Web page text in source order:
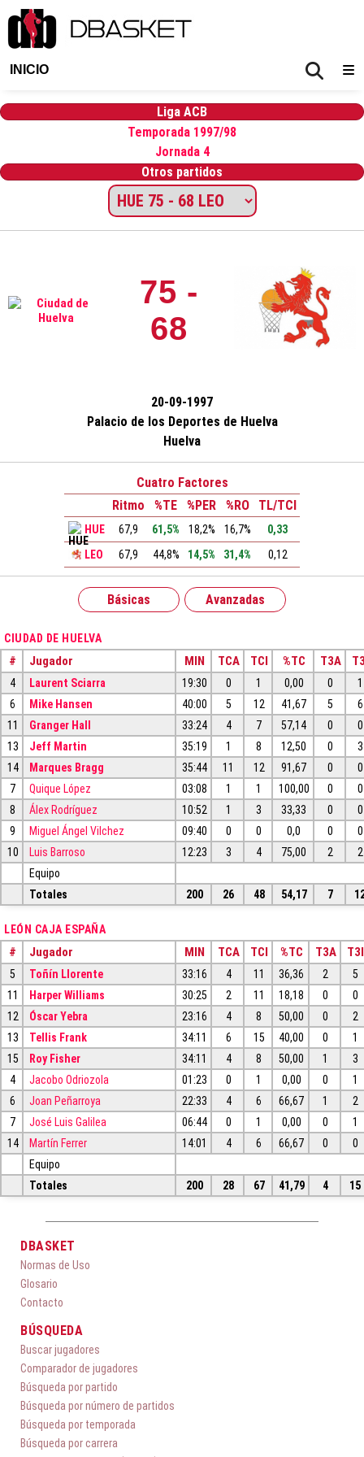
INICIO
Liga ACB
Temporada 1997/98
Jornada 4
Otros partidos
75 -
68
20-09-1997
Palacio de los Deportes de Huelva
Huelva
Cuatro Factores
Ritmo
%TE %PER %RO TL/TCI
HUE 67,9 61,5% 18,2% 16,7%
0,33
LEO
67,9 44,8% 14,5% 31,4% 0,12
Básicas Avanzadas
CIUDAD DE HUELVA
# Jugador MIN TCA TCI %TC T3A
4 Laurent Sciarra 19:30 0 1 0,00 0
1
6
Mike Hansen 40:00 5 12 41,67 5
6
11
Granger Hall 33:24 4 7 57,14 0
0
13
Jeff Martin 35:19 1 8 12,50 0
3
14
Marques Bragg 35:44 11 12 91,67 0
0
7
Quique López 03:08 1 1 100,00 0
0
8
Álex Rodríguez 10:52 1 3 33,33 0
0
9
Miguel Ángel Vilchez 09:40 0 0 0,0 0
0
10
Luis Barroso 12:23 3 4 75,00 2
2
Equipo
Totales
200 26 48 54,17 7
LEÓN CAJA ESPAÑA
# Jugador MIN TCA TCI %TC T3A T3I
5 Toñín Llorente 33:16 4 11 36,36 2
5
11
Harper Williams 30:25 2 11 18,18 0
0
12
Óscar Yebra 23:16 4 8 50,00 0
2
13
Tellis Frank 34:11 6 15 40,00 0
1
15
Roy Fisher 34:11 4 8 50,00 1
3
4
Jacobo Odriozola 01:23 0 1 0,00 0
1
6
Joan Peñarroya 22:33 4 6 66,67 1
2
7
José Luis Galilea 06:44 0 1 0,00 0
1
14
Martín Ferrer 14:01 4 6 66,67 0
0
Equipo
Totales
200 28 67 41,79 4 15
DBASKET
Normas de Uso
Glosario
Contacto
BÚSQUEDA
Buscar jugadores
Comparador de jugadores
Búsqueda por partido
Búsqueda por número de partidos
Búsqueda por temporada
Búsqueda por carrera